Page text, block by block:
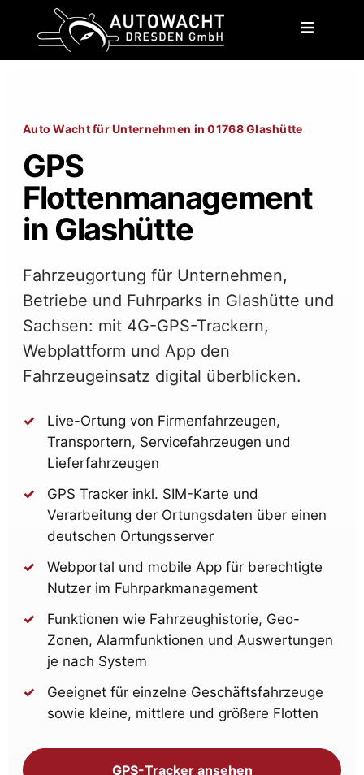
Auto Wacht für Unternehmen in 01768 Glashütte
GPS
Flottenmanagement
in Glashütte
Fahrzeugortung für Unternehmen,
Betriebe und Fuhrparks in Glashütte und
Sachsen: mit 4G-GPS-Trackern,
Webplattform und App den
Fahrzeugeinsatz digital überblicken.
Live-Ortung von Firmenfahrzeugen,
Transportern, Servicefahrzeugen und
Lieferfahrzeugen
GPS Tracker inkl. SIM-Karte und
Verarbeitung der Ortungsdaten über einen
deutschen Ortungsserver
Webportal und mobile App für berechtigte
Nutzer im Fuhrparkmanagement
Funktionen wie Fahrzeughistorie, Geo-
Zonen, Alarmfunktionen und Auswertungen
je nach System
Geeignet für einzelne Geschäftsfahrzeuge
sowie kleine, mittlere und größere Flotten
GPS-Tracker ansehen